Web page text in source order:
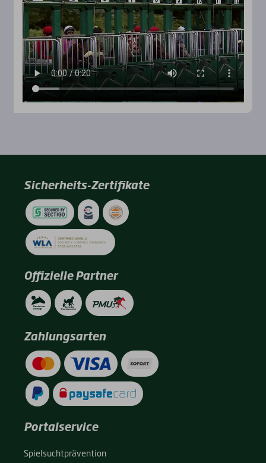
Sicherheits-Zertifikate
Offizielle Partner
Zahlungsarten
Portalservice
Spiel­sucht­prä­ven­ti­on